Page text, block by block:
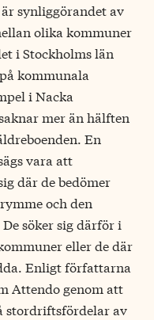
synliggörandet av
olika kommuner
i Stockholms län
kommunala
i Nacka
mer än hälften
En
vara att
där de bedömer
och den
söker sig därför i
eller de där
Enligt författarna
Attendo genom att
stordriftsfördelar av